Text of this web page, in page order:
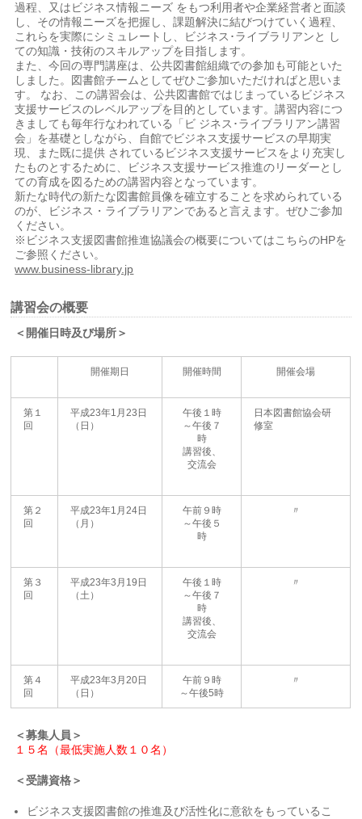
過程、又はビジネス情報ニーズ をもつ利用者や企業経営者と面談
し、その情報ニーズを把握し、課題解決に結びつけていく過程、
これらを実際にシミュレートし、ビジネス･ライブラリアンと し
ての知識・技術のスキルアップを目指します。
また、今回の専門講座は、公共図書館組織での参加も可能といた
しました。図書館チームとしてぜひご参加いただければと思いま
す。 なお、この講習会は、公共図書館ではじまっているビジネス
支援サービスのレベルアップを目的としています。講習内容につ
きましても毎年行なわれている「ビ ジネス･ライブラリアン講習
会」を基礎としながら、自館でビジネス支援サービスの早期実
現、また既に提供 されているビジネス支援サービスをより充実し
たものとするために、ビジネス支援サービス推進のリーダーとし
ての育成を図るための講習内容となっています。
新たな時代の新たな図書館員像を確立することを求められている
のが、ビジネス・ライブラリアンであると言えます。ぜひご参加
ください。
※ビジネス支援図書館推進協議会の概要についてはこちらのHPを
ご参照ください。
www.business-library.jp
講習会の概要
＜開催日時及び場所＞
開催期日 開催時間 開催会場
第１
回
平成23年1月23日
（日）
午後１時
～午後７
時
講習後、
交流会
日本図書館協会研
修室
第２
回
平成23年1月24日
（月）
午前９時
～午後５
時
〃
第３
回
平成23年3月19日
（土）
午後１時
～午後７
時
講習後、
交流会
〃
第４
回
平成23年3月20日
（日）
午前９時
～午後5時
〃
＜募集人員＞
１５名（最低実施人数１０名）
＜受講資格＞
ビジネス支援図書館の推進及び活性化に意欲をもっているこ